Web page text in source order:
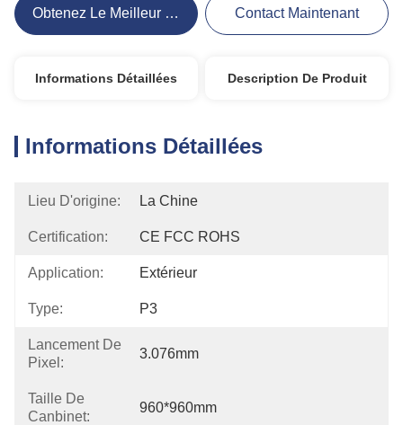
Obtenez Le Meilleur Prix Contact Maintenant
Informations Détaillées Description De Produit
Informations Détaillées
Lieu D'origine: La Chine
Certification: CE FCC ROHS
Application: Extérieur
Type: P3
Lancement De
Pixel:
3.076mm
Taille De
Canbinet:
960*960mm